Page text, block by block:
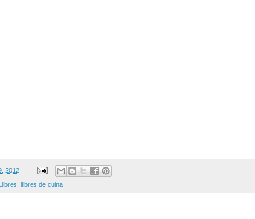
2012
llibres de cuina